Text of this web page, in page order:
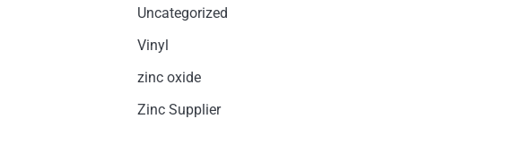
Uncategorized
Vinyl
zinc oxide
Zinc Supplier